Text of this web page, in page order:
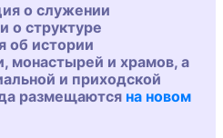
о служении
о структуре
об истории
монастырей и храмов, а
и приходской
размещаются на новом